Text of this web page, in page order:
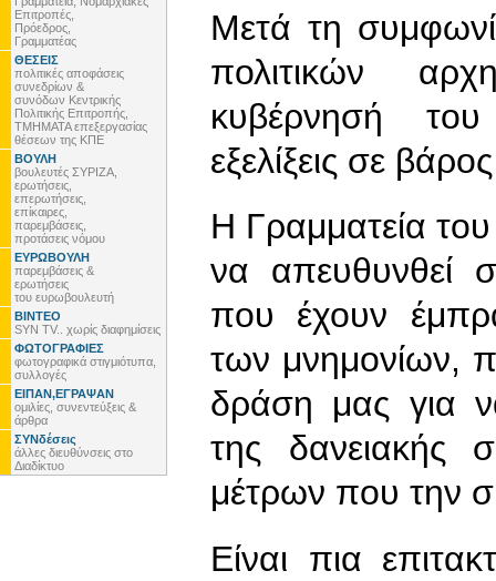
Επιτροπές,
Πρόεδρος,
Γραμματέας
ΘΕΣΕΙΣ
πολιτικές αποφάσεις
συνεδρίων &
συνόδων Κεντρικής
Πολιτικής Επιτροπής,
ΤΜΗΜΑΤΑ επεξεργασίας
θέσεων της ΚΠΕ
ΒΟΥΛΗ
βουλευτές ΣΥΡΙΖΑ,
ερωτήσεις,
επερωτήσεις,
επίκαιρες,
παρεμβάσεις,
προτάσεις νόμου
ΕΥΡΩΒΟΥΛΗ
παρεμβάσεις &
ερωτήσεις
του ευρωβουλευτή
ΒΙΝΤΕΟ
SYN TV.. χωρίς διαφημίσεις
ΦΩΤΟΓΡΑΦΙΕΣ
φωτογραφικά στιγμιότυπα,
συλλογές
ΕΙΠΑΝ,ΕΓΡΑΨΑΝ
ομιλίες, συνεντεύξεις &
άρθρα
ΣΥΝδέσεις
άλλες διευθύνσεις στο
Διαδίκτυο
Μετά τη
πολιτικών
κυβέρνησή του
εξελίξεις σε
Η Γραμματεία
να απευθυνθεί
που έχουν
των μνημονίων,
δράση μας για
της δανειακής
μέτρων που την
Είναι πια